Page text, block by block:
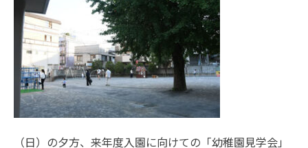
（日）の夕方、来年度入園に向けての「幼稚園見学会」